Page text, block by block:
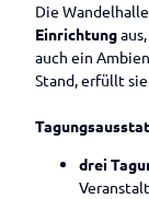
Die
Einrichtung
auch ein
Stand, erfüllt
drei